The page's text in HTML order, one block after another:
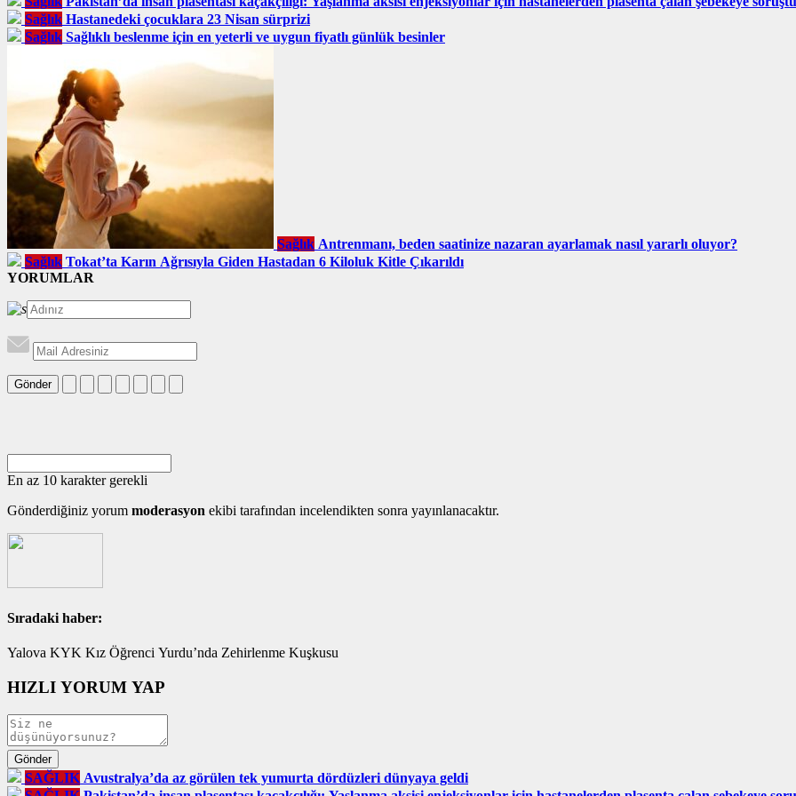
Sağlık Hastanedeki çocuklara 23 Nisan sürprizi
Sağlık Sağlıklı beslenme için en yeterli ve uygun fiyatlı günlük besinler
Sağlık Antrenmanı, beden saatinize nazaran ayarlamak nasıl yararlı oluyor?
Sağlık Tokat’ta Karın Ağrısıyla Giden Hastadan 6 Kiloluk Kitle Çıkarıldı
YORUMLAR
Gönder
En az 10 karakter gerekli
Gönderdiğiniz yorum moderasyon ekibi tarafından incelendikten sonra yayınlanacaktır.
Sıradaki haber:
Yalova KYK Kız Öğrenci Yurdu’nda Zehirlenme Kuşkusu
HIZLI YORUM YAP
SAĞLIK Avustralya’da az görülen tek yumurta dördüzleri dünyaya geldi